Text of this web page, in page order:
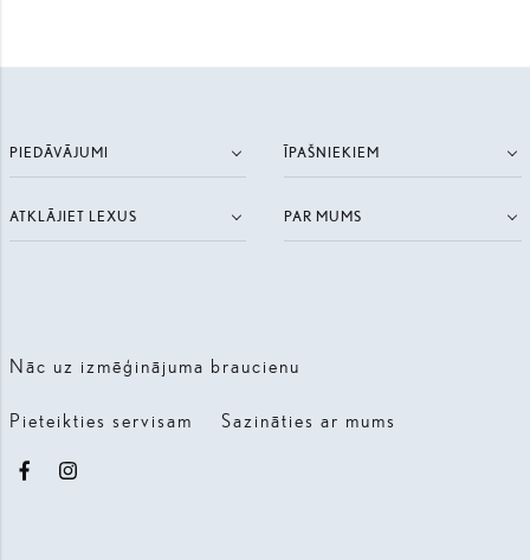
PIEDĀVĀJUMI ĪPAŠNIEKIEM
ATKLĀJIET LEXUS PAR MUMS
Nāc uz izmēģinājuma braucienu
Pieteikties servisam Sazināties ar mums
Facebook